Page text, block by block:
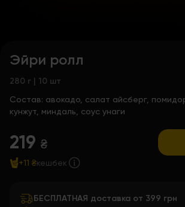
Эйри ролл
280 г | 10 шт
Состав: авокадо, салат айсберг,
кунжут, миндаль, соус унаги
219 ₴
+11 ₴кешбек
БЕСПЛАТНАЯ доставка от 399 грн